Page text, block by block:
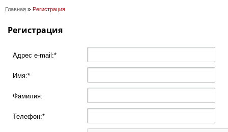
Главная » Регистрация
Регистрация
Адрес e-mail:*
Имя:*
Фамилия:
Телефон:*